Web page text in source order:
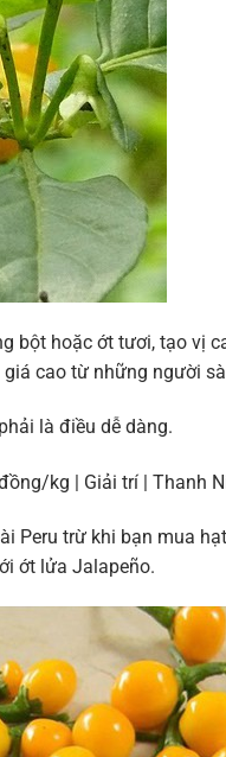
bột hoặc ớt tươi, tạo vị
cao từ những người
là điều dễ dàng.
Peru trừ khi bạn mua
ớt lửa Jalapeño.